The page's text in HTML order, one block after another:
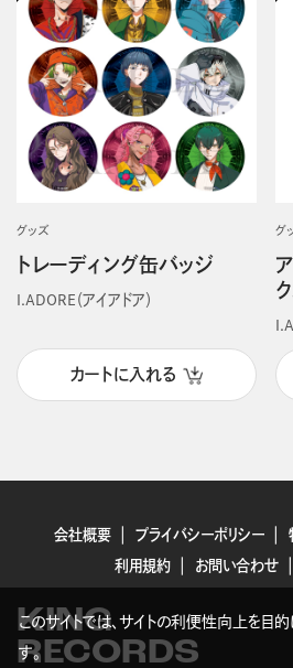
グッズ
トレーディング缶バッジ
I.ADORE（アイアドア）
カートに入れる
グ
会社概要 プライバシーポリシー
利用規約
お問い合わせ
KING
RECORDS
このサイトでは、サイトの利便性向上を目
す。